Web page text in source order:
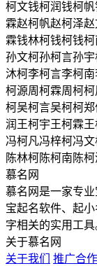
柯文钱柯润钱柯帆
霖赵柯帆赵柯泽赵
霖钱林柯钱柯钱柯
孙文柯孙柯言孙宇
沐柯李柯言李柯南
柯源周柯霖周柯柯
柯吴柯言吴柯柯郑
润 王柯宇王柯霖
冯柯凡冯梓柯冯文
陈林柯 陈柯南 陈
慕名网
慕名网是一家专
宝起名软件、起
字相关的实用工具
关于慕名网
关于我们
推广合作